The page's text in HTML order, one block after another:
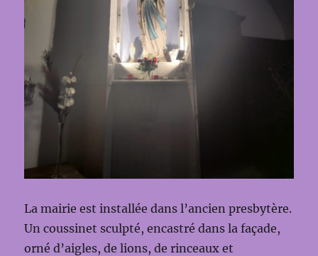
La mairie est installée dans l’ancien presbytère.
Un coussinet sculpté, encastré dans la façade,
orné d’aigles, de lions, de rinceaux et